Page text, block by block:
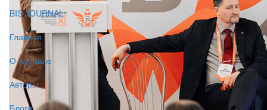
BIS JOURNAL
Главная
О журнале
Авторы
Блоги